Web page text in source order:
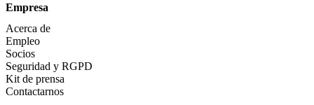
Empresa
Acerca de
Empleo
Socios
Seguridad y RGPD
Kit de prensa
Contactarnos